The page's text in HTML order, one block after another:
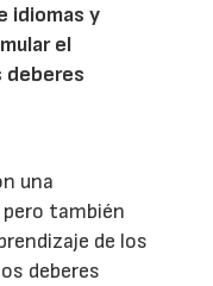
idiomas y
el
deberes
una
también
de los
deberes